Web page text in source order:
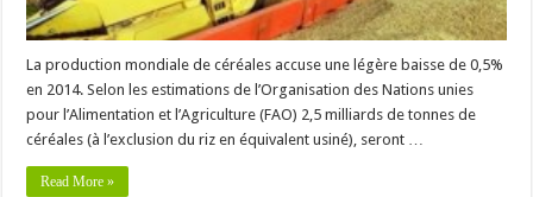
La production mondiale de céréales accuse une légère baisse de 0,5%
en 2014. Selon les estimations de l’Organisation des Nations unies
pour l’Alimentation et l’Agriculture (FAO) 2,5 milliards de tonnes de
céréales (à l’exclusion du riz en équivalent usiné), seront …
Read More »